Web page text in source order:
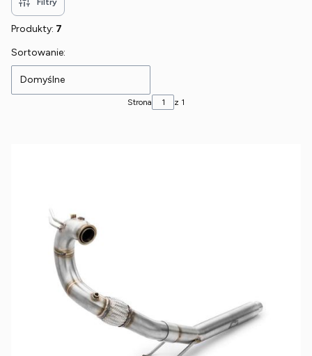
Filtry
Produkty: 7
Lista produktów
Sortowanie:
Domyślne
Strona z 1